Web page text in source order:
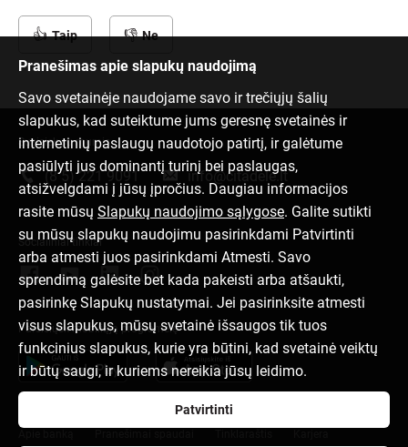
Taip Ne
Pranešimas apie slapukų naudojimą
Savo svetainėje naudojame savo ir trečiųjų šalių
slapukus, kad suteiktume jums geresnę svetainės ir
internetinių paslaugų naudotojo patirtį, ir galėtume
pasiūlyti jus dominantį turinį bei paslaugas,
atsižvelgdami į jūsų įpročius. Daugiau informacijos
rasite mūsų Slapukų naudojimo sąlygose. Galite sutikti
su mūsų slapukų naudojimu pasirinkdami Patvirtinti
arba atmesti juos pasirinkdami Atmesti. Savo
sprendimą galėsite bet kada pakeisti arba atšaukti,
pasirinkę Slapukų nustatymai. Jei pasirinksite atmesti
visus slapukus, mūsų svetainė išsaugos tik tuos
funkcinius slapukus, kurie yra būtini, kad svetainė veiktų
ir būtų saugi, ir kuriems nereikia jūsų leidimo.
Patvirtinti
Susisiek su mumis
(8 5) 221 9091 info@citadele.lt
Socialiniai tinklai
Parsisiųsk mobiliąją programėlę